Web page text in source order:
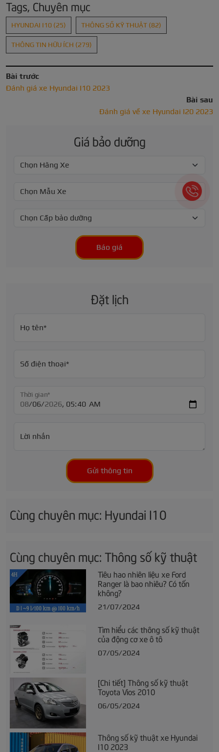
Tags, Chuyên mục
HYUNDAI I10 (25) THÔNG SỐ KỸ THUẬT (82)
THÔNG TIN HỮU ÍCH (279)
Bài trước
Đánh giá xe Hyundai I10 2023
Bài sau
Đánh giá về xe Hyundai I20 2023
Giá bảo dưỡng
Báo giá
Đặt lịch
Họ tên*
Số điện thoại*
Thời gian*
Lời nhắn
Gửi thông tin
Cùng chuyên mục: Hyundai I10
Cùng chuyên mục: Thông số kỹ thuật
Tiêu hao nhiên liệu xe Ford
Ranger là bao nhiêu? Có tốn
không?
21/07/2024
Tìm hiểu các thông số kỹ thuật
của động cơ xe ô tô
07/05/2024
[Chi tiết] Thông số kỹ thuật
Toyota Vios 2010
06/05/2024
Thông số kỹ thuật xe Hyundai
I10 2023